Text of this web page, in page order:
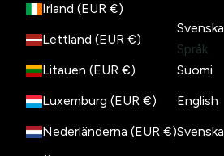
Irland (EUR €)
Lettland (EUR €)
Litauen (EUR €)
Luxemburg (EUR €)
Nederländerna (EUR €)
Svenska
Språk
Suomi
English
Svenska